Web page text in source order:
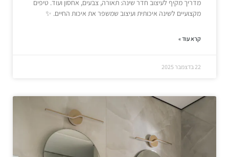
מדריך מקיף לעיצוב חדר שינה: תאורה, צבעים, אחסון ועוד. טיפים
מקצועיים לשינה איכותית ועיצוב שמשפר את איכות החיים. ✨
קרא עוד »
22 בדצמבר 2025